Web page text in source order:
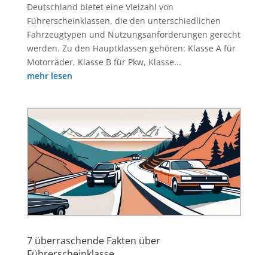
Deutschland bietet eine Vielzahl von
Führerscheinklassen, die den unterschiedlichen
Fahrzeugtypen und Nutzungsanforderungen gerecht
werden. Zu den Hauptklassen gehören: Klasse A für
Motorräder, Klasse B für Pkw, Klasse...
mehr lesen
7 überraschende Fakten über